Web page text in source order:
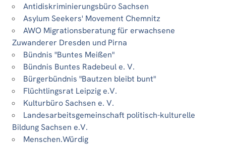
Antidiskriminierungsbüro Sachsen
Asylum Seekers' Movement Chemnitz
AWO Migrationsberatung für erwachsene
Zuwanderer Dresden und Pirna
Bündnis "Buntes Meißen"
Bündnis Buntes Radebeul e. V.
Bürgerbündnis "Bautzen bleibt bunt"
Flüchtlingsrat Leipzig e.V.
Kulturbüro Sachsen e. V.
Landesarbeitsgemeinschaft politisch-kulturelle
Bildung Sachsen e.V.
Menschen.Würdig